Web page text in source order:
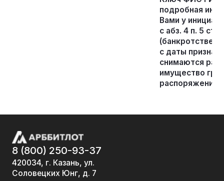
подробная
Вами у
с абз. 4 п. 5 ст.
с даты
снимаются
имущество
распоряжения
8 (800) 250-93-37
420034, г. Казань, ул.
Соловецких Юнг, д. 7